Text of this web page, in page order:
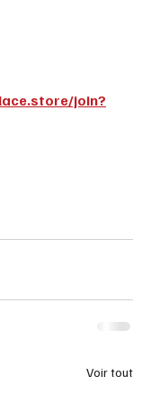
join?
Voir tout